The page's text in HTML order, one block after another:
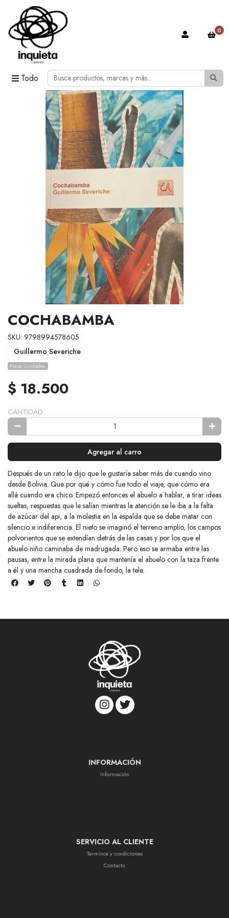
Todo
0
COCHABAMBA
SKU: 9798994578605
Guillermo Severiche
Pocas Unidades.
$ 18.500
CANTIDAD
Agregar al carro
Después de un rato le dijo que le gustaría saber más de cuando vino
desde Bolivia. Que por qué y cómo fue todo el viaje, que cómo era
allá cuando era chico. Empezó entonces el abuelo a hablar, a tirar ideas
sueltas, respuestas que le salían mientras la atención se le iba a la falta
de azúcar del api, a la molestia en la espalda que se debe matar con
silencio e indiferencia. El nieto se imaginó el terreno amplio, los campos
polvorientos que se extendían detrás de las casas y por los que el
abuelo niño caminaba de madrugada. Pero eso se armaba entre las
pausas, entre la mirada plana que mantenía el abuelo con la taza frente
a él y una mancha cuadrada de fondo, la tele.
INFORMACIÓN
Información
SERVICIO AL CLIENTE
Terminos y condiciones
Contacto